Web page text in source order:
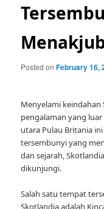
Posted onFebruary 16,
Menyelami
pengalaman yang
utara Pulau Britania
tersembunyi yang
dan sejarah,
dikunjungi.
Salah satu tempat
Skotlandia adalah